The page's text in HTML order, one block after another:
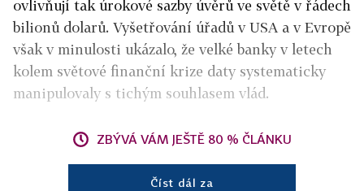
ovlivňují tak úrokové sazby úvěrů ve světě v řádech
bilionů dolarů. Vyšetřování úřadů v USA a v Evropě
však v minulosti ukázalo, že velké banky v letech
kolem světové finanční krize daty systematicky
manipulovaly s tichým souhlasem vlád.
ZBÝVÁ VÁM JEŠTĚ 80 % ČLÁNKU
Číst dál za